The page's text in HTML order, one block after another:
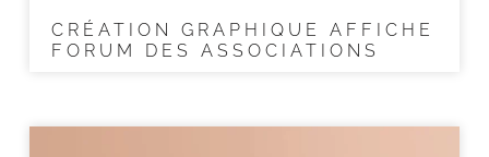
CRÉATION GRAPHIQUE AFFICHE
FORUM DES ASSOCIATIONS